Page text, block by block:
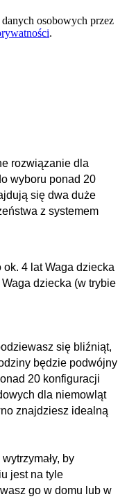
osobowych przez
.
rozwiązanie dla
wyboru ponad 20
się dwa duże
z systemem
ok. 4 lat Waga dziecka
Waga dziecka (w trybie
się bliźniąt,
będzie podwójny
20 konfiguracji
dla niemowląt
znajdziesz idealną
by
jest na tyle
go w domu lub w